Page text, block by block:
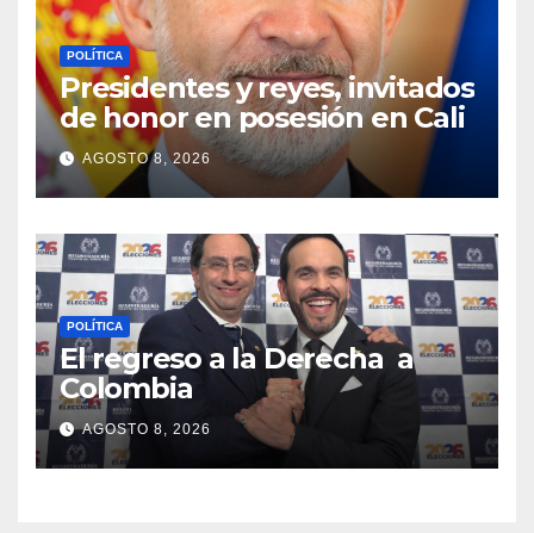
POLÍTICA
Presidentes y reyes, invitados
de honor en posesión en Cali
AGOSTO 8, 2026
POLÍTICA
El regreso a la Derecha a
Colombia
AGOSTO 8, 2026